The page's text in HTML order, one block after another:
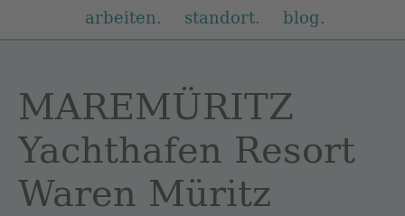
arbeiten
standort blog
MAREMÜRITZ
Yachthafen Resort
Waren Müritz